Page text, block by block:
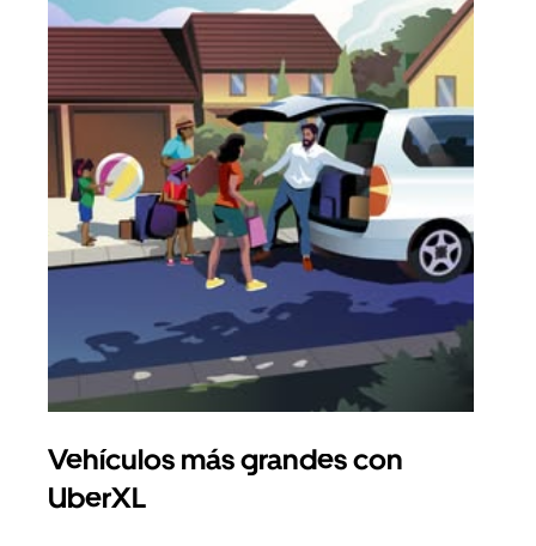
Vehículos más grandes con
UberXL